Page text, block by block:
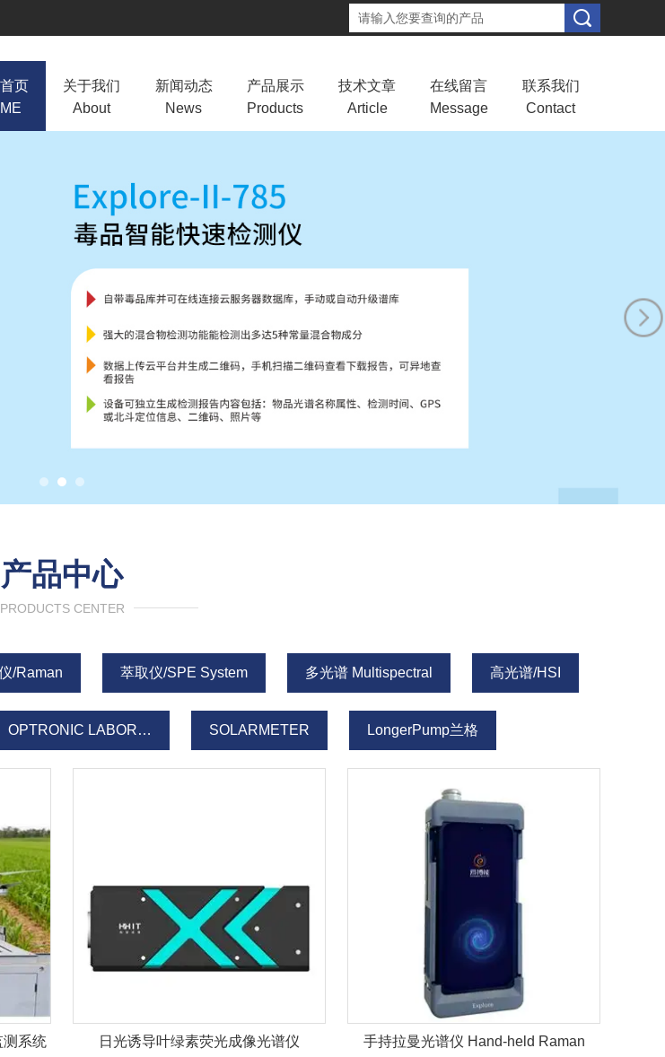
页
关于我们
About
新闻动态
News
产品展示
Products
技术文章
Article
在线留言
Message
联系我们
Contact
产品中心
PRODUCTS CENTER
/Raman 萃取仪/SPE System 多光谱 Multispectral​ 高光谱/HSI
OPTRONIC LABORATORIES SOLARMETER LongerPump兰格
测系统 日光诱导叶绿素荧光成像光谱仪 手持拉曼光谱仪 Hand-held Raman